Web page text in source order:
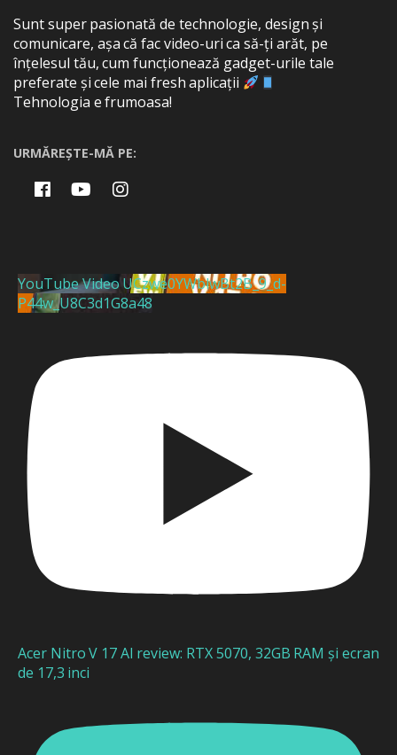
Sunt super pasionată de technologie, design și
comunicare, așa că fac video-uri ca să-ți arăt, pe
înțelesul tău, cum funcționează gadget-urile tale
preferate și cele mai fresh aplicații
Tehnologia e frumoasa!
URMĂREȘTE-MĂ PE:
YouTube Video UCzwe0YWblwBt2B_9_d-
P44w_U8C3d1G8a48
Acer Nitro V 17 AI review: RTX 5070, 32GB RAM și ecran
de 17,3 inci